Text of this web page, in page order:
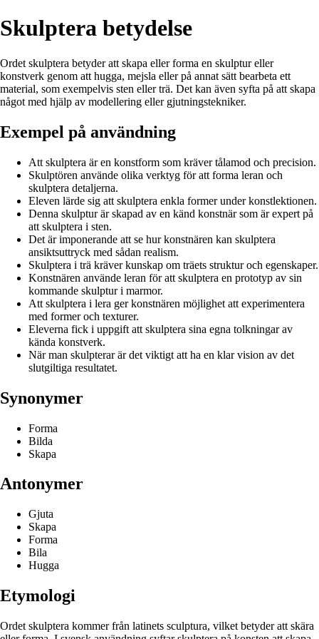
Skulptera betydelse
Ordet skulptera betyder att skapa eller forma en skulptur eller
konstverk genom att hugga, mejsla eller på annat sätt bearbeta ett
material, som exempelvis sten eller trä. Det kan även syfta på att skapa
något med hjälp av modellering eller gjutningstekniker.
Exempel på användning
Att skulptera är en konstform som kräver tålamod och precision.
Skulptören använde olika verktyg för att forma leran och
skulptera detaljerna.
Eleven lärde sig att skulptera enkla former under konstlektionen.
Denna skulptur är skapad av en känd konstnär som är expert på
att skulptera i sten.
Det är imponerande att se hur konstnären kan skulptera
ansiktsuttryck med sådan realism.
Skulptera i trä kräver kunskap om träets struktur och egenskaper.
Konstnären använde leran för att skulptera en prototyp av sin
kommande skulptur i marmor.
Att skulptera i lera ger konstnären möjlighet att experimentera
med former och texturer.
Eleverna fick i uppgift att skulptera sina egna tolkningar av
kända konstverk.
När man skulpterar är det viktigt att ha en klar vision av det
slutgiltiga resultatet.
Synonymer
Forma
Bilda
Skapa
Antonymer
Gjuta
Skapa
Forma
Bila
Hugga
Etymologi
Ordet skulptera kommer från latinets sculptura, vilket betyder att skära